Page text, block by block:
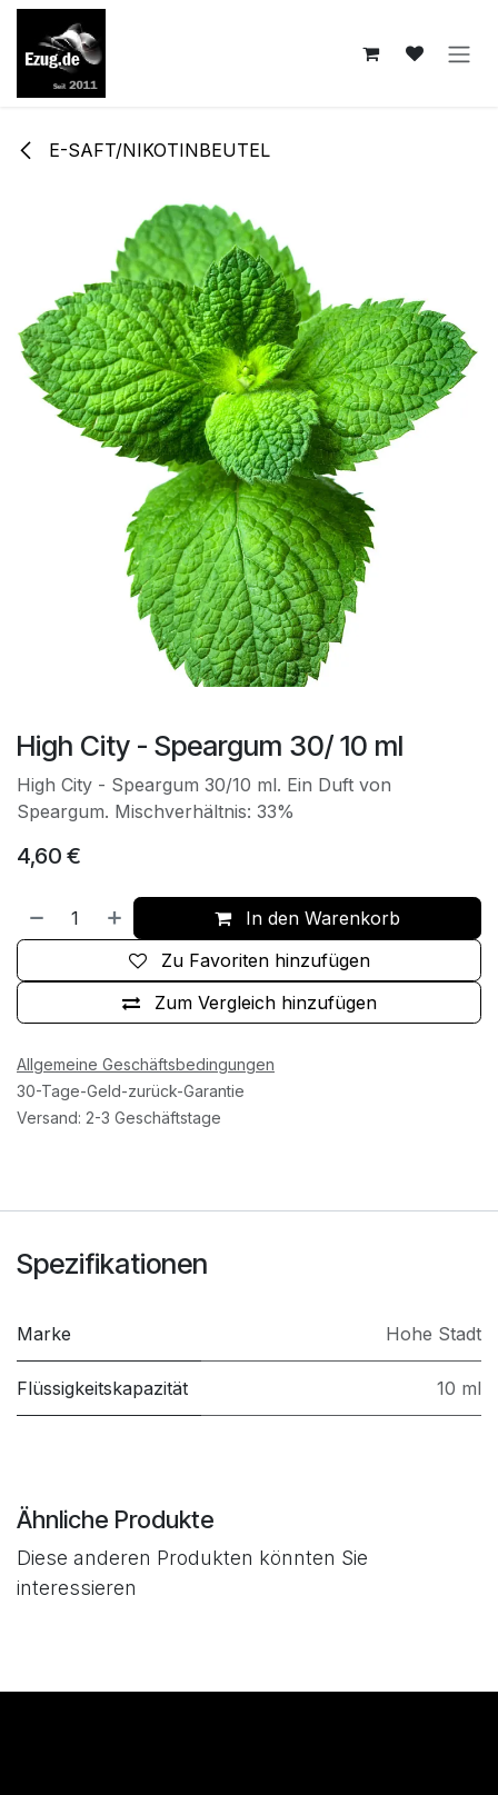
Zum Inhalt springen
E-SAFT/NIKOTINBEUTEL
High City - Speargum 30/ 10 ml
High City - Speargum 30/10 ml. Ein Duft von
Speargum. Mischverhältnis: 33%
4,60 €
In den Warenkorb
Zum Vergleich hinzufügen
Zu Favoriten hinzufügen
Allgemeine Geschäftsbedingungen
30-Tage-Geld-zurück-Garantie
Versand: 2-3 Geschäftstage
Spezifikationen
Marke Hohe Stadt
Flüssigkeitskapazität 10 ml
Ähnliche Produkte
Diese anderen Produkten könnten Sie
interessieren